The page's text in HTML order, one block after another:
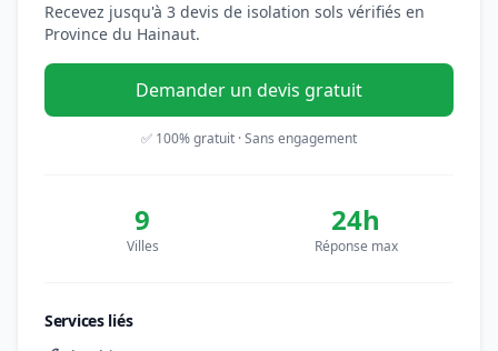
Recevez jusqu'à 3 devis de isolation sols vérifiés en
Province du Hainaut.
Demander un devis gratuit
✅ 100% gratuit · Sans engagement
9
Villes
24h
Réponse max
Services liés